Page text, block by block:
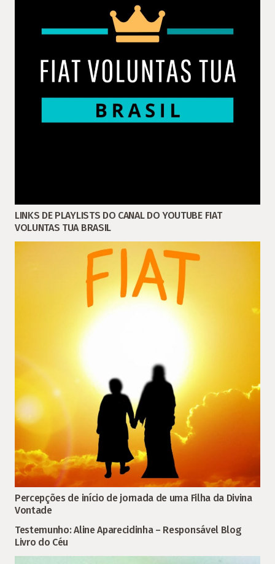
LINKS DE PLAYLISTS DO CANAL DO YOUTUBE FIAT
VOLUNTAS TUA BRASIL
Percepções de início de jornada de uma Filha da Divina
Vontade
Testemunho: Aline Aparecidinha – Responsável Blog
Livro do Céu